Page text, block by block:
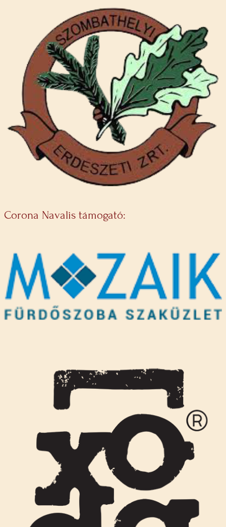
Corona Navalis támogató: